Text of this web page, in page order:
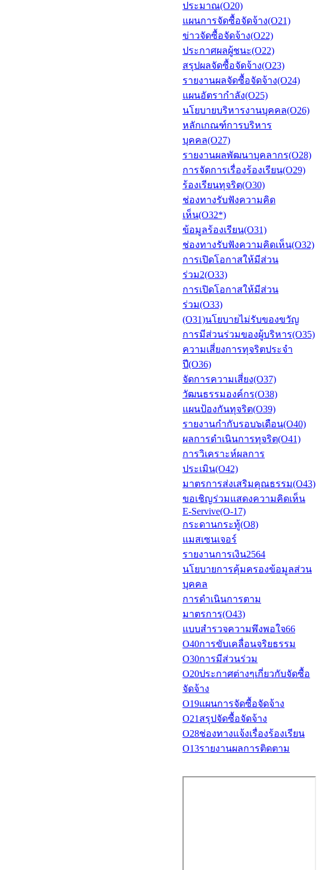
ประมาณ(O20)
แผนการจัดซื้อจัดจ้าง(O21)
ข่าวจัดซื้อจัดจ้าง(O22)
ประกาศผลผู้ชนะ(O22)
สรุปผลจัดซื้อจัดจ้าง(O23)
รายงานผลจัดซื้อจัดจ้าง(O24)
แผนอัตรากำลัง(O25)
นโยบายบริหารงานบุคคล(O26)
หลักเกณฑ์การบริหาร
บุคคล(O27)
รายงานผลพัฒนาบุคลากร(O28)
การจัดการเรื่องร้องเรียน(O29)
ร้องเรียนทุจริต(O30)
ช่องทางรับฟังความคิด
เห็น(O32*)
ข้อมูลร้องเรียน(O31)
ช่องทางรับฟังความคิดเห็น(O32)
การเปิดโอกาสให้มีส่วน
ร่วม2(O33)
การเปิดโอกาสให้มีส่วน
ร่วม(O33)
(O31)นโยบายไม่รับของขวัญ
การมีส่วนร่วมของผู้บริหาร(O35)
ความเสี่ยงการทุจริตประจำ
ปี(O36)
จัดการความเสี่ยง(O37)
วัฒนธรรมองค์กร(O38)
แผนป้องกันทุจริต(O39)
รายงานกำกับรอบ๖เดือน(O40)
ผลการดำเนินการทุจริต(O41)
การวิเคราะห์ผลการ
ประเมิน(O42)
มาตรการส่งเสริมคุณธรรม(O43)
ขอเชิญร่วมแสดงความคิดเห็น
E-Servive(O-17)
กระดานกระทู้(O8)
แมสเซนเจอร์
รายงานการเงิน2564
นโยบายการคุ้มครองข้อมูลส่วน
บุคคล
การดำเนินการตาม
มาตรการ(O43)
แบบสำรวจความพึงพอใจ66
O40การขับเคลื่อนจริยธรรม
O30การมีส่วนร่วม
O20ประกาศต่างๆเกี่ยวกับจัดซื้อ
จัดจ้าง
O19แผนการจัดซื้อจัดจ้าง
O21สรุปจัดซื้อจัดจ้าง
O28ช่องทางแจ้งเรื่องร้องเรียน
O13รายงานผลการติดตาม